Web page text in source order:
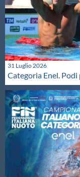
31 Luglio 2026
Categoria Enel.